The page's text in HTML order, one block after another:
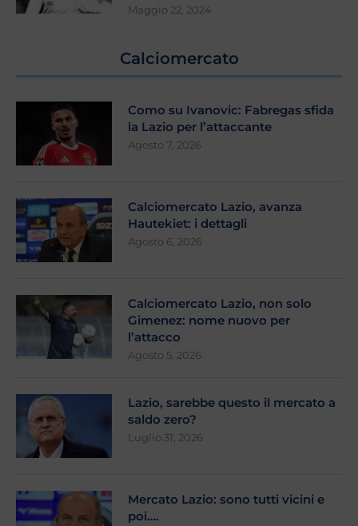
Maggio 22, 2024
Calciomercato
Como su Ivanovic: Fabregas sfida
la Lazio per l’attaccante
Agosto 7, 2026
Calciomercato Lazio, avanza
Hautekiet: i dettagli
Agosto 6, 2026
Calciomercato Lazio, non solo
Gimenez: nome nuovo per
l’attacco
Agosto 5, 2026
Lazio, sarebbe questo il mercato a
saldo zero?
Luglio 31, 2026
Mercato Lazio: sono tutti vicini e
poi….